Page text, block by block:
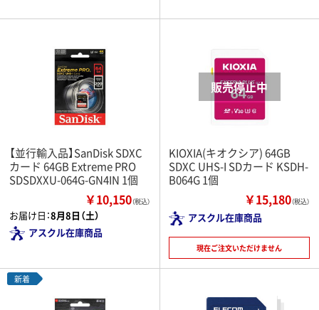
【並行輸入品】SanDisk SDXC
カード 64GB Extreme PRO
SDSDXXU-064G-GN4IN 1個
￥10,150（税込）
お届け日：8月8日（土）
アスクル在庫商品
KIOXIA(キオクシア) 64GB
SDXC UHS-I SDカード KSDH-
B064G 1個
￥15,180（税込）
アスクル在庫商品
現在ご注文いただけません
新着